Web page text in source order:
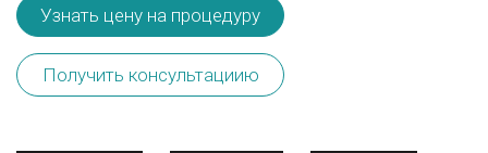
Узнать цену на процедуру
Получить консультациию